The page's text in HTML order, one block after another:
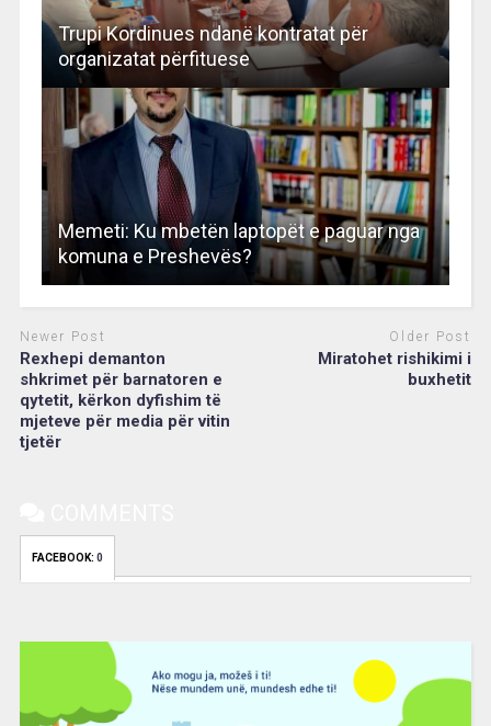
Trupi Kordinues ndanë kontratat për
organizatat përfituese
Memeti: Ku mbetën laptopët e paguar nga
komuna e Preshevës?
Newer Post
Rexhepi demanton
shkrimet për barnatoren e
qytetit, kërkon dyfishim të
mjeteve për media për vitin
tjetër
Older Post
Miratohet rishikimi i
buxhetit
FACEBOOK: 0